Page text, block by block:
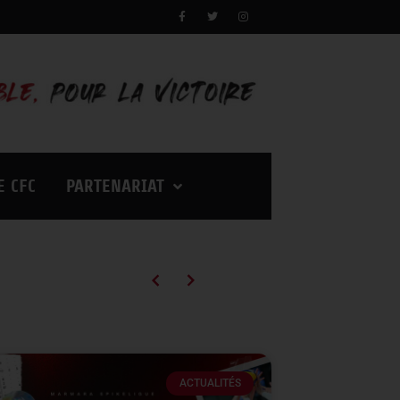
CFC PARTENARIAT
ACTUALITÉS